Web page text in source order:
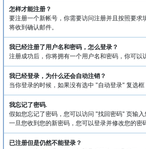
怎样才能注册？
要注册一个新帐号，你需要访问注册并且按照要
将收到确认邮件。
我已经注册了用户名和密码，怎么登录？
注册成功后，你将拥有一个用户名和密码，你可以
我已经登录，为什么还会自动注销？
当你登录的时候，如果没有选中 "自动登录" 复选
我忘记了密码.
假如您忘记了密码，您可以访问 "找回密码" 页输
一旦您收到您的新密码，您可以登录并修改您的密
已注册但是仍然不能登录？